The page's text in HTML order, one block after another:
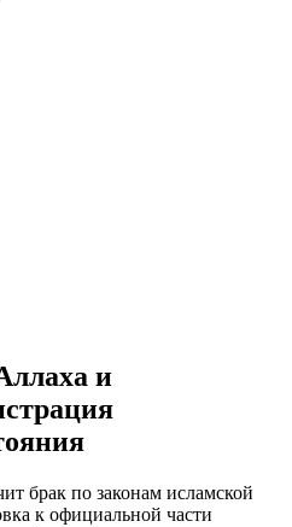
и
брак по законам исламской
к официальной части